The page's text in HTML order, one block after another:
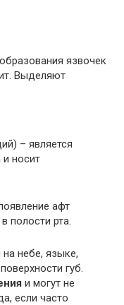
язвочек
Выделяют
– является
и носит
афт
полости рта.
на небе, языке,
губ.
и могут не
если часто